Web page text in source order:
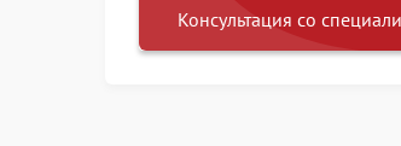
Консультация со